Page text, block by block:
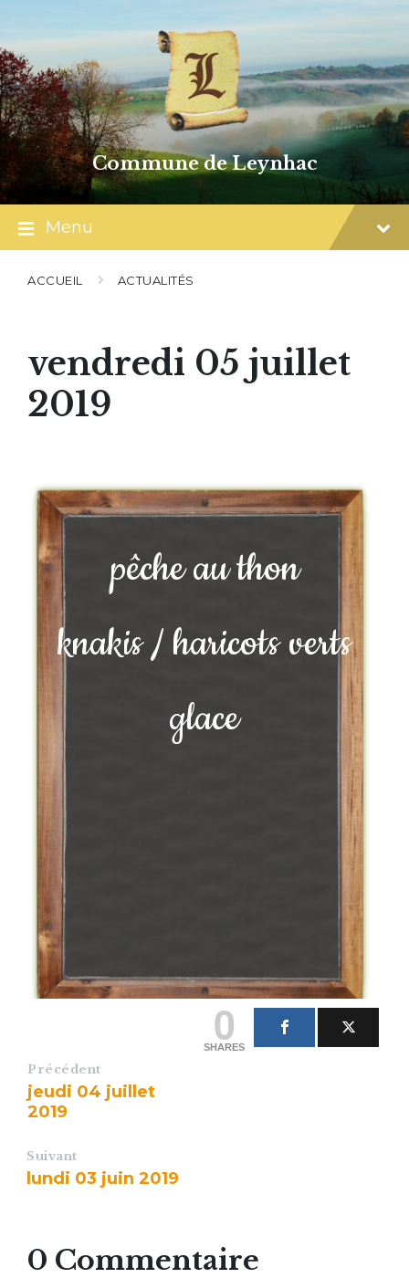
content
main
navigation
footer
Commune de Leynhac
Menu
ACCUEIL ACTUALITÉS
vendredi 05 juillet
2019
pêche au thon
knakis / haricots verts
glace
0
SHARES
Précédent
jeudi 04 juillet
2019
Suivant
lundi 03 juin 2019
0 Commentaire